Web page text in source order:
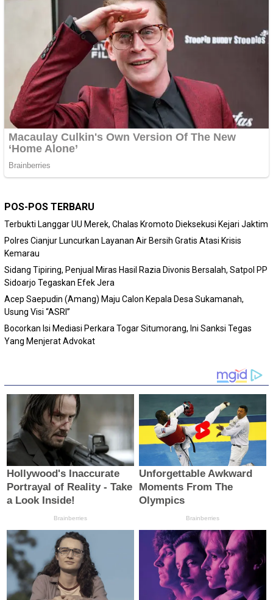
POS-POS TERBARU
Terbukti Langgar UU Merek, Chalas Kromoto Dieksekusi Kejari Jaktim
Polres Cianjur Luncurkan Layanan Air Bersih Gratis Atasi Krisis
Kemarau
Sidang Tipiring, Penjual Miras Hasil Razia Divonis Bersalah, Satpol PP
Sidoarjo Tegaskan Efek Jera
Acep Saepudin (Amang) Maju Calon Kepala Desa Sukamanah,
Usung Visi “ASRI”
Bocorkan Isi Mediasi Perkara Togar Situmorang, Ini Sanksi Tegas
Yang Menjerat Advokat